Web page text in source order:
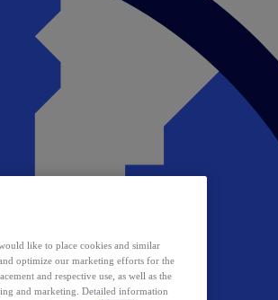
like to place cookies and similar
optimize our marketing efforts for the
and respective use, as well as the
and marketing. Detailed information